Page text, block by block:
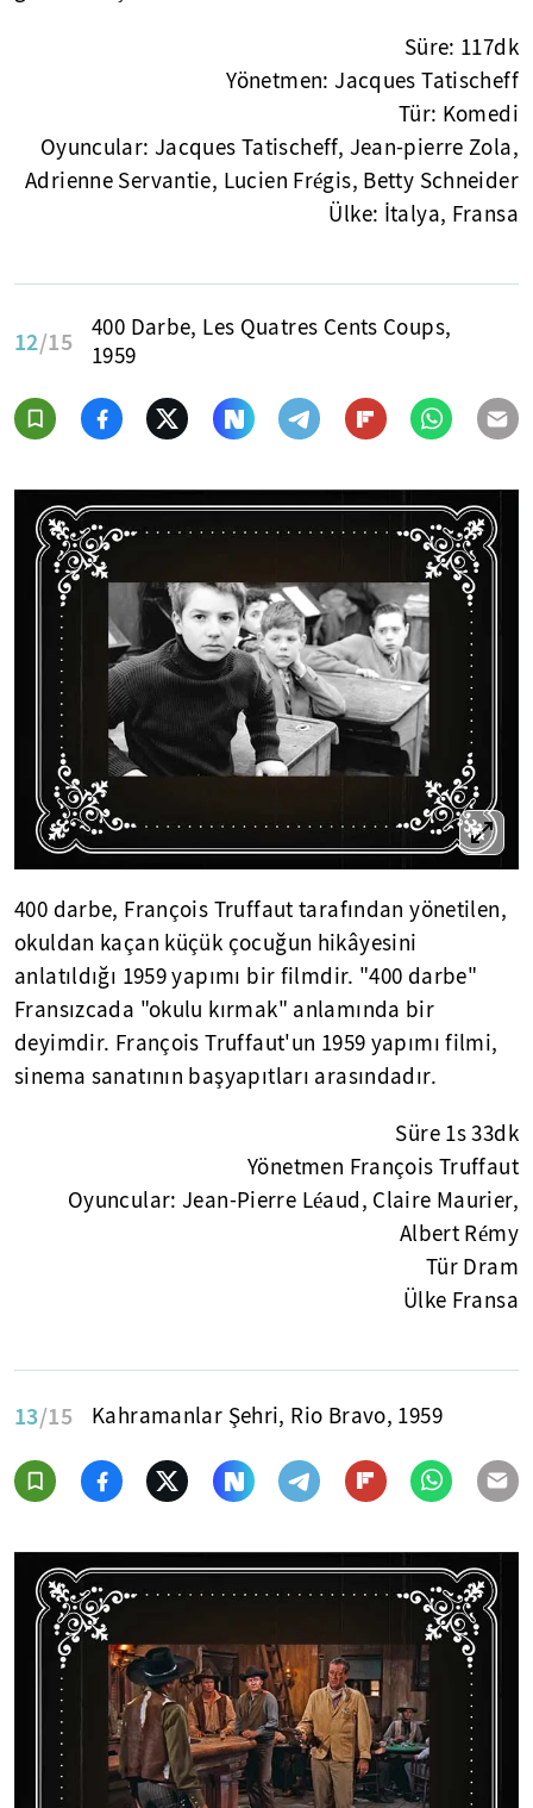
Süre: 117dk
Yönetmen: Jacques Tatischeff
Tür: Komedi
Oyuncular: Jacques Tatischeff, Jean-pierre Zola,
Adrienne Servantie, Lucien Frégis, Betty Schneider
Ülke: İtalya, Fransa
12/15
400 Darbe, Les Quatres Cents Coups,
1959
400 darbe, François Truffaut tarafından yönetilen,
okuldan kaçan küçük çocuğun hikâyesini
anlatıldığı 1959 yapımı bir filmdir. "400 darbe"
Fransızcada "okulu kırmak" anlamında bir
deyimdir. François Truffaut'un 1959 yapımı filmi,
sinema sanatının başyapıtları arasındadır.
Süre 1s 33dk
Yönetmen François Truffaut
Oyuncular: Jean-Pierre Léaud, Claire Maurier,
Albert Rémy
Tür Dram
Ülke Fransa
13/15 Kahramanlar Şehri, Rio Bravo, 1959